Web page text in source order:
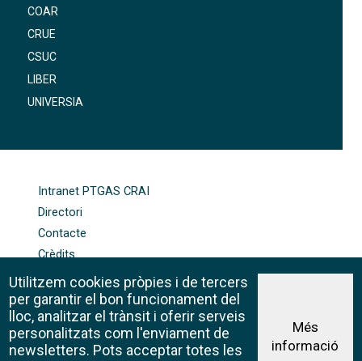
COAR
CRUE
CSUC
LIBER
UNIVERSIA
Intranet PTGAS CRAI
Directori
Contacte
Crèdits
Política de galetes
Avís legal
Utilitzem cookies pròpies i de tercers
per garantir el bon funcionament del
lloc, analitzar el trànsit i oferir serveis
personalitzats com l'enviament de
newsletters. Pots acceptar totes les
Més
informació